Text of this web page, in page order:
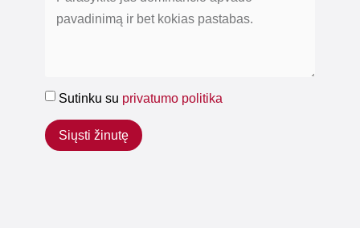
Sutinku su privatumo politika
Siųsti žinutę